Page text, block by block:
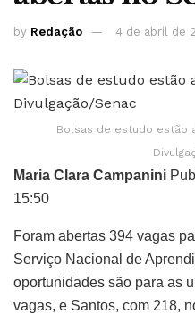
by Redação 4 de abril de
Bolsas de estudo estão
Maria Clara Campanini
15:50
Foram abertas 394 vagas
Serviço Nacional de
oportunidades são para as
vagas, e Santos, com 218,